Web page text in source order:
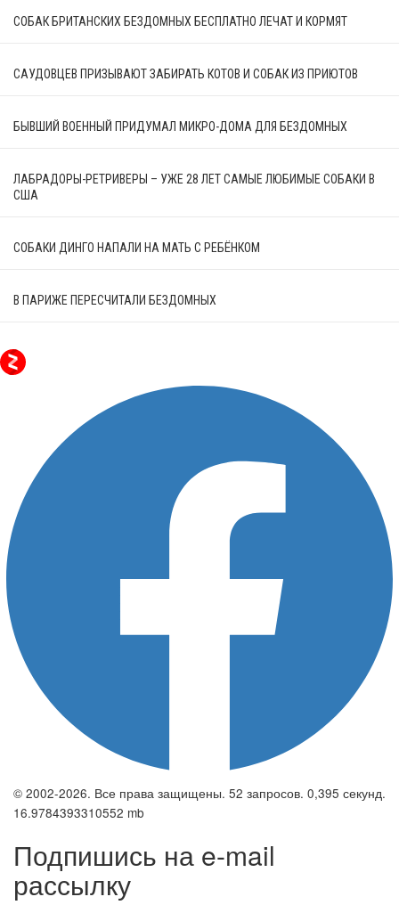
СОБАК БРИТАНСКИХ БЕЗДОМНЫХ БЕСПЛАТНО ЛЕЧАТ И КОРМЯТ
САУДОВЦЕВ ПРИЗЫВАЮТ ЗАБИРАТЬ КОТОВ И СОБАК ИЗ ПРИЮТОВ
БЫВШИЙ ВОЕННЫЙ ПРИДУМАЛ МИКРО-ДОМА ДЛЯ БЕЗДОМНЫХ
ЛАБРАДОРЫ-РЕТРИВЕРЫ – УЖЕ 28 ЛЕТ САМЫЕ ЛЮБИМЫЕ СОБАКИ В
США
СОБАКИ ДИНГО НАПАЛИ НА МАТЬ С РЕБЁНКОМ
В ПАРИЖЕ ПЕРЕСЧИТАЛИ БЕЗДОМНЫХ
© 2002-2026. Все права защищены. 52 запросов. 0,395 секунд.
16.9784393310552 mb
Подпишись на e-mail
рассылку